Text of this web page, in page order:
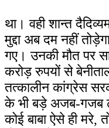
था। वही शान्त
मुद्दा अब दम नहीं
गए। उनकी मौत पर
करोड़ रुपयों से
तत्कालीन कांग्रेस
के भी बड़े अजब-गजब
कोई बाबा ऐसे ही